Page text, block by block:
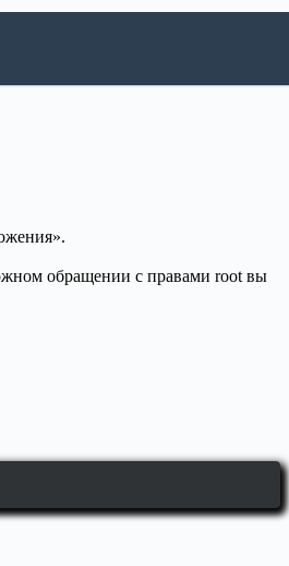
обращении с правами root вы